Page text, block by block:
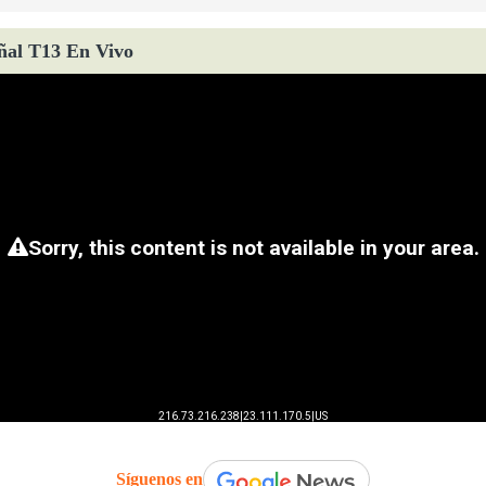
T13 En Vivo
Síguenos en